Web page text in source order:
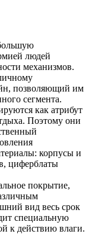
людей
механизмов.
позволяющий им
сегмента.
как атрибут
Поэтому они
корпусы и
циферблаты
покрытие,
вид весь срок
специальную
к действию влаги.